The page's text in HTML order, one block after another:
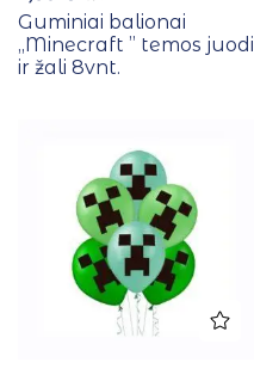
Guminiai balionai
,,Minecraft ” temos juodi
ir žali 8vnt.